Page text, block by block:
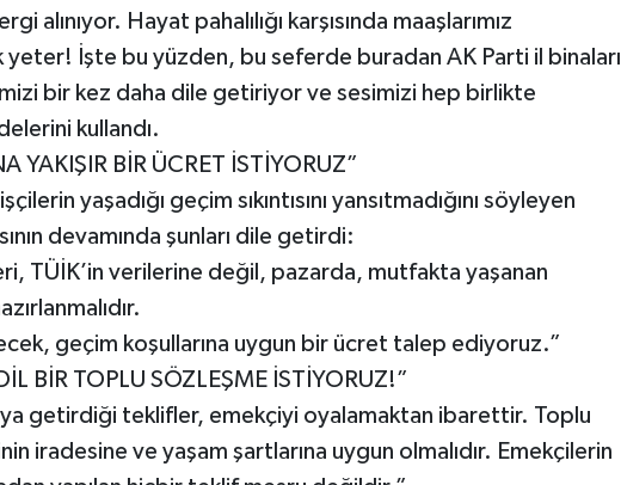
alınıyor. Hayat pahalılığı karşısında maaşlarımız
yeter! İşte bu yüzden, bu seferde buradan AK Parti il binaları
bir kez daha dile getiriyor ve sesimizi hep birlikte
kullandı.
YAKIŞIR BİR ÜCRET İSTİYORUZ”
yaşadığı geçim sıkıntısını yansıtmadığını söyleyen
devamında şunları dile getirdi:
TÜİK’in verilerine değil, pazarda, mutfakta yaşanan
geçim koşullarına uygun bir ücret talep ediyoruz.”
BİR TOPLU SÖZLEŞME İSTİYORUZ!”
getirdiği teklifler, emekçiyi oyalamaktan ibarettir. Toplu
iradesine ve yaşam şartlarına uygun olmalıdır. Emekçilerin